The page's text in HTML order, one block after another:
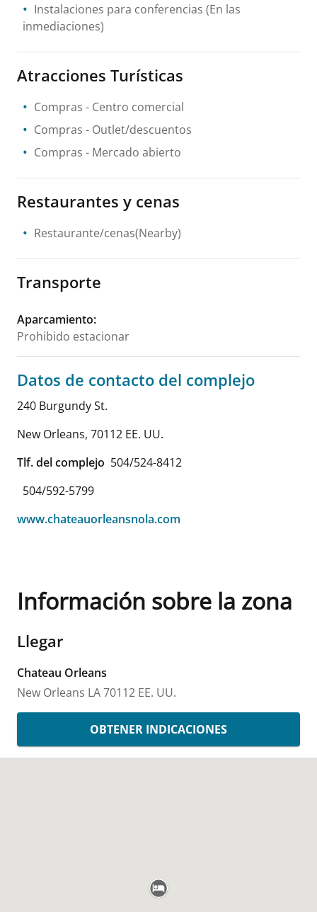
Instalaciones para conferencias (En las
inmediaciones)
Atracciones Turísticas
Compras - Centro comercial
Compras - Outlet/descuentos
Compras - Mercado abierto
Restaurantes y cenas
Restaurante/cenas(Nearby)
Transporte
Aparcamiento:
Prohibido estacionar
Datos de contacto del complejo
240 Burgundy St.
New Orleans, 70112 EE. UU.
Tlf. del complejo 504/524-8412
504/592-5799
www.chateauorleansnola.com
Información sobre la zona
Llegar
Chateau Orleans
New Orleans LA70112 EE. UU.
OBTENER INDICACIONES